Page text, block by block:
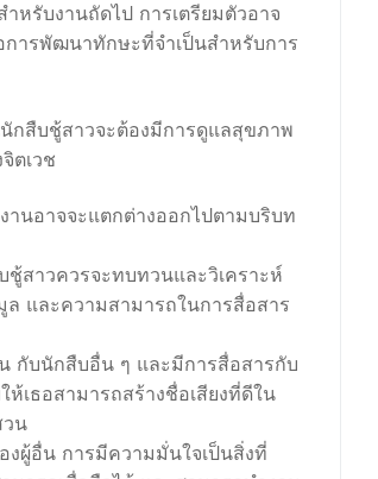
หรับงานถัดไป การเตรียมตัวอาจ
การพัฒนาทักษะที่จำเป็นสำหรับการ
กสืบชู้สาวจะต้องมีการดูแลสุขภาพ
ตเวช
นอาจจะแตกต่างออกไปตามบริบท
ชู้สาวควรจะทบทวนและวิเคราะห์
ล และความสามารถในการสื่อสาร
กับนักสืบอื่น ๆ และมีการสื่อสารกับ
เธอสามารถสร้างชื่อเสียงที่ดีใน
วน
งผู้อื่น การมีความมั่นใจเป็นสิ่งที่